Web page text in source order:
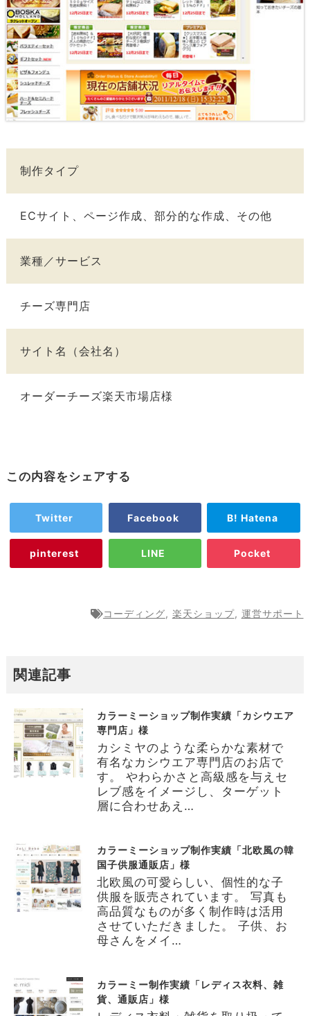
制作タイプ
ECサイト、ページ作成、部分的な作成、その他
業種／サービス
チーズ専門店
サイト名（会社名）
オーダーチーズ楽天市場店様
この内容をシェアする
Twitter Facebook B! Hatena
pinterest LINE Pocket
コーディング, 楽天ショップ, 運営サポート
関連記事
カラーミーショップ制作実績「カシウエア
専門店」様
カシミヤのような柔らかな素材で
有名なカシウエア専門店のお店で
す。 やわらかさと高級感を与えセ
レブ感をイメージし、ターゲット
層に合わせあえ…
カラーミーショップ制作実績「北欧風の韓
国子供服通販店」様
北欧風の可愛らしい、個性的な子
供服を販売されています。 写真も
高品質なものが多く制作時は活用
させていただきました。 子供、お
母さんをメイ…
カラーミー制作実績「レディス衣料、雑
貨、通販店」様